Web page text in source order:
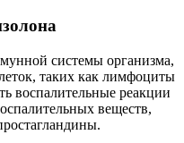
системы организма,
таких как лимфоциты
воспалительные реакции
веществ,